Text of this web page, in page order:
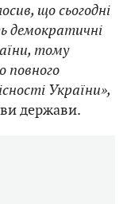
що сьогодні
демократичні
тому
повного
України»,
держави.